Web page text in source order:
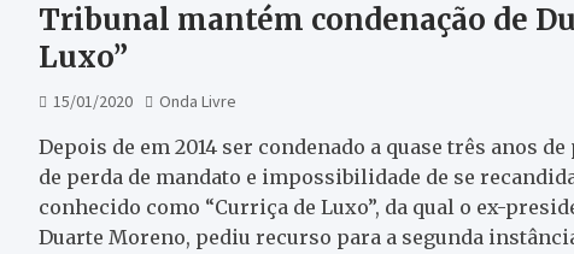
Tribunal mantém condenação de
Luxo”
15/01/2020 Onda Livre
Depois de em 2014 ser condenado a quase três anos
de perda de mandato e impossibilidade de se
conhecido como “Curriça de Luxo”, da qual o ex-
Duarte Moreno, pediu recurso para a segunda